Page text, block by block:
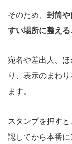
そのため、 封筒や
すい場所に整える
宛名や差出人、
り、表示のまわ
ます。
スタンプを押す
認してから本番に